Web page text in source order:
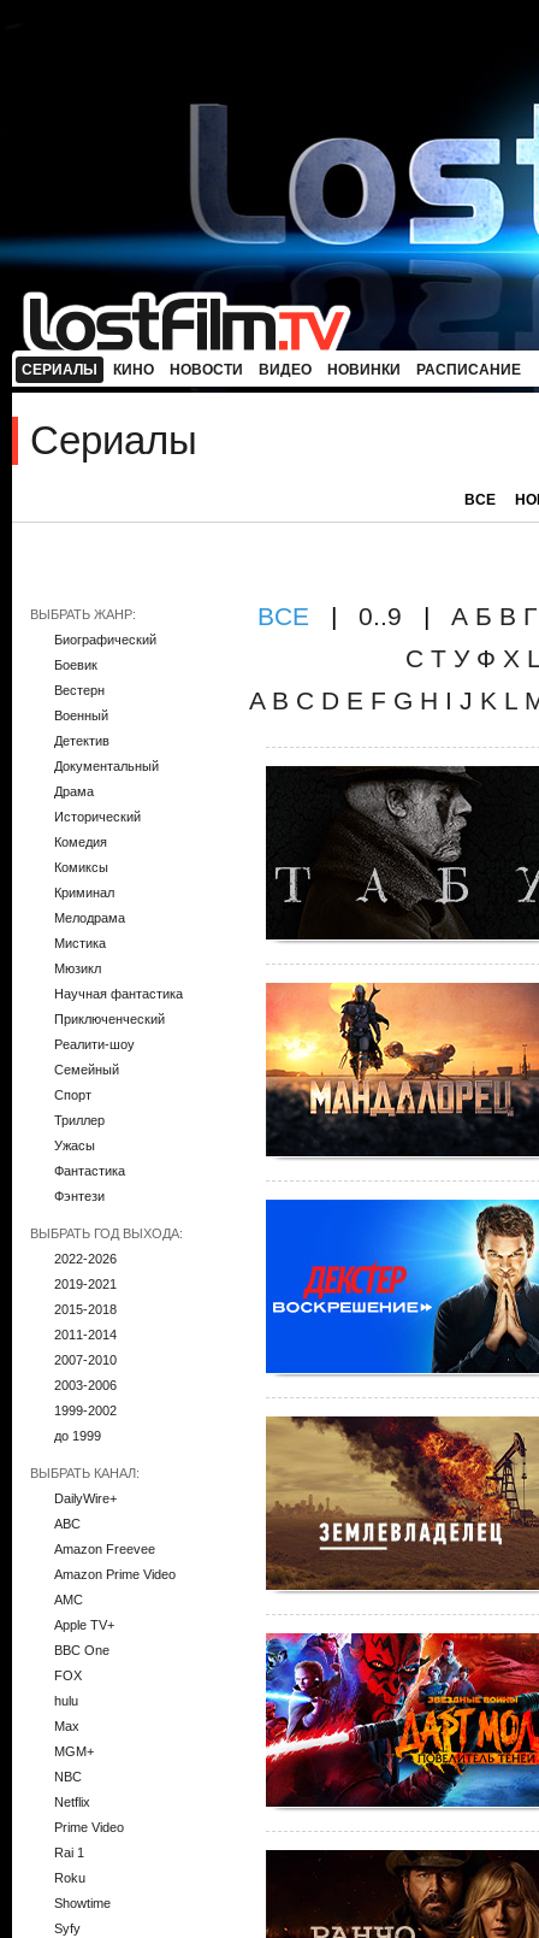
СЕРИАЛЫ КИНО НОВОСТИ ВИДЕО НОВИНКИ РАСПИСАНИЕ
Сериалы
ВСЕ
ВЫБРАТЬ ЖАНР:
Биографический
Боевик
Вестерн
Военный
Детектив
Документальный
Драма
Исторический
Комедия
Комиксы
Криминал
Мелодрама
Мистика
Мюзикл
Научная фантастика
Приключенческий
Реалити-шоу
Семейный
Спорт
Триллер
Ужасы
Фантастика
Фэнтези
ВЫБРАТЬ ГОД ВЫХОДА:
2022-2026
2019-2021
2015-2018
2011-2014
2007-2010
2003-2006
1999-2002
до 1999
ВЫБРАТЬ КАНАЛ:
DailyWire+
ABC
Amazon Freevee
Amazon Prime Video
AMC
Apple TV+
BBC One
FOX
hulu
Max
MGM+
NBC
Netflix
Prime Video
Rai 1
Roku
Showtime
Syfy
ВCE | 0..9 | А Б В Г
С Т У Ф Х
A B C D E F G H I J K L